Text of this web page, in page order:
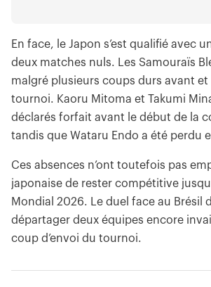
En face, le Japon s’est qualifié avec
deux matches nuls. Les Samouraïs
malgré plusieurs coups durs avant
tournoi. Kaoru Mitoma et Takumi
déclarés forfait avant le début de la
tandis que Wataru Endo a été perdu
Ces absences n’ont toutefois pas
japonaise de rester compétitive
Mondial 2026. Le duel face au Brésil
départager deux équipes encore
coup d’envoi du tournoi.